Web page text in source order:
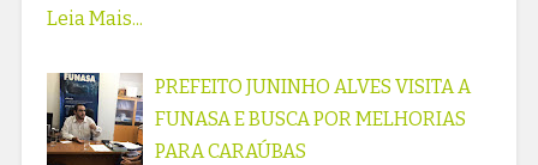
Leia Mais...
PREFEITO JUNINHO ALVES VISITA A
FUNASA E BUSCA POR MELHORIAS
PARA CARAÚBAS